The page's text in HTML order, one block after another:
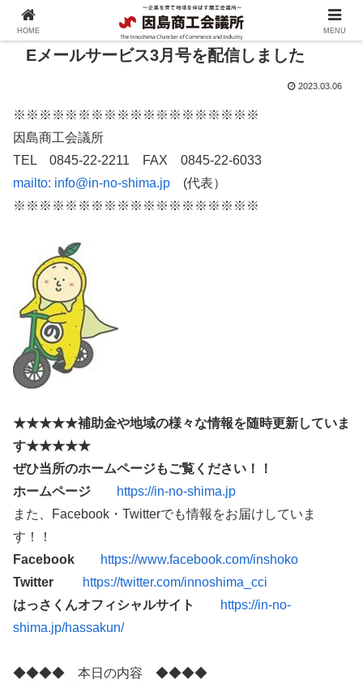
Eメールサービス3月号を配信しました
2023.03.06
※※※※※※※※※※※※※※※※※※※
因島商工会議所
TEL 0845-22-2211 FAX 0845-22-6033
mailto: info@in-no-shima.jp (代表）
※※※※※※※※※※※※※※※※※※※
★★★★★補助金や地域の様々な情報を随時更新していま
す★★★★★
ぜひ当所のホームページもご覧ください！！
ホームページ
https://in-no-shima.jp
また、Facebook・Twitterでも情報をお届けしていま
す！！
Facebook
https://www.facebook.com/inshoko
Twitter
https://twitter.com/innoshima_cci
はっさくんオフィシャルサイト
https://in-no-
shima.jp/hassakun/
◆◆◆◆ 本日の内容 ◆◆◆◆
HOME MENU